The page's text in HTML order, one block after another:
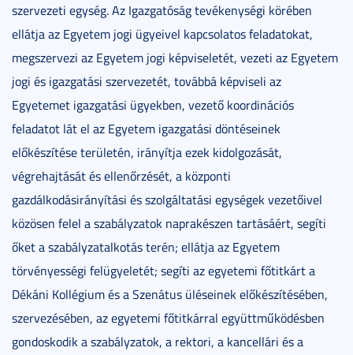
szervezeti egység. Az Igazgatóság tevékenységi körében
ellátja az Egyetem jogi ügyeivel kapcsolatos feladatokat,
megszervezi az Egyetem jogi képviseletét, vezeti az Egyetem
jogi és igazgatási szervezetét, továbbá képviseli az
Egyetemet igazgatási ügyekben, vezető koordinációs
feladatot lát el az Egyetem igazgatási döntéseinek
előkészítése területén, irányítja ezek kidolgozását,
végrehajtását és ellenőrzését, a központi
gazdálkodásirányítási és szolgáltatási egységek vezetőivel
közösen felel a szabályzatok naprakészen tartásáért, segíti
őket a szabályzatalkotás terén; ellátja az Egyetem
törvényességi felügyeletét; segíti az egyetemi főtitkárt a
Dékáni Kollégium és a Szenátus üléseinek előkészítésében,
szervezésében, az egyetemi főtitkárral együttműködésben
gondoskodik a szabályzatok, a rektori, a kancellári és a